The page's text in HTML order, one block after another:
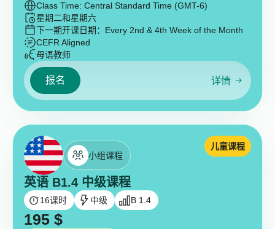
Class Time: Central Standard Time (GMT-6)
星期二和星期六
下一期开课日期： Every 2nd & 4th Week of the Month
CEFR Aligned
母语教师
报名 详情
小组课程
英语 B1.4 中级课程
儿童课程
16课时 中级 B 1.4
195 $